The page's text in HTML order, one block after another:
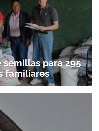
para 295
familiares